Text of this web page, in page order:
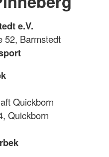
e.V.
52, Barmstedt
Quickborn
Quickborn